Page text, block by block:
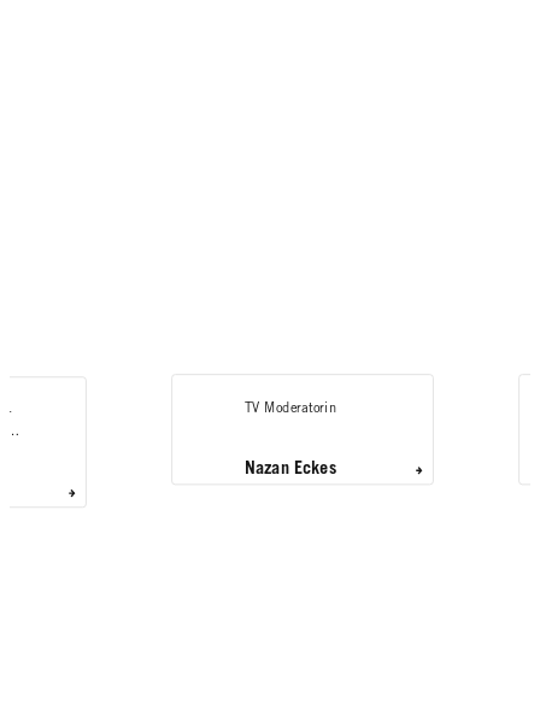
TV Moderatorin
Nazan Eckes